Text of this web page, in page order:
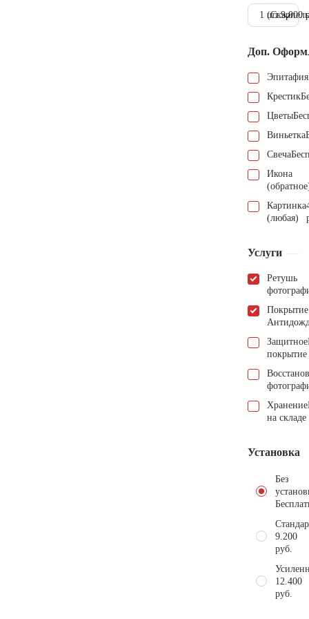
1 шт.9.000
Доп.
Эпитафия
Крестик
Цветы
Виньетка
Свеча
Икона
Картинка
(любая)
Услуги
Ретушь
Покрытие
Защитное
покрытие
Хранение
на складе
Установка
Без
9.200
руб.
12.400
руб.